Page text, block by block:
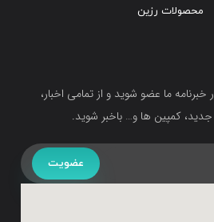
محصولات رزین
خبرنامه ما عضو شوید و از تمامی اخبار،
کمپین ها و… باخبر شوید.
عضویت